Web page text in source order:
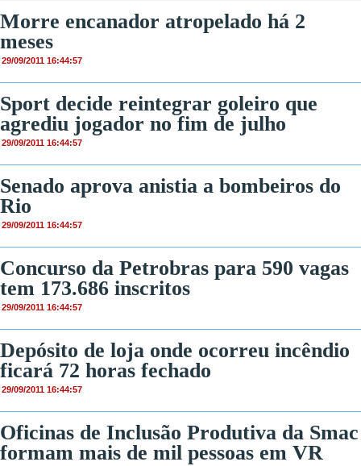
Morre encanador atropelado há 2
meses
29/09/2011 16:44:57
Sport decide reintegrar goleiro que
agrediu jogador no fim de julho
29/09/2011 16:44:57
Senado aprova anistia a bombeiros do
Rio
29/09/2011 16:44:57
Concurso da Petrobras para 590 vagas
tem 173.686 inscritos
29/09/2011 16:44:57
Depósito de loja onde ocorreu incêndio
ficará 72 horas fechado
29/09/2011 16:44:57
Oficinas de Inclusão Produtiva da Smac
formam mais de mil pessoas em VR